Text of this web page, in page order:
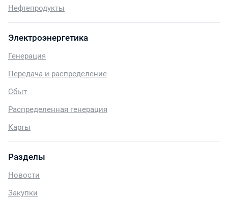
Нефтепродукты
Электроэнергетика
Генерация
Передача и распределение
Сбыт
Распределенная генерация
Карты
Разделы
Новости
Закупки